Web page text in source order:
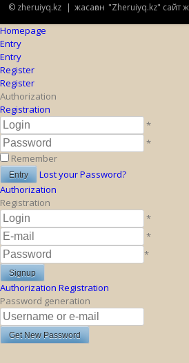
© zheruiyq.kz | жасаған "Zheruiyq.kz" сайт
Homepage
Entry
Entry
Register
Register
Authorization
Registration
*
*
Remember
Lost your Password?
Authorization
Registration
*
*
*
Authorization Registration
Password generation